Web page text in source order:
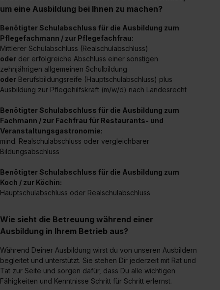
Auswahl über die Checkboxen und klick auf „Auswahl
der Kategorien „Präferenzen“, „Statistiken“ und „Social
Media und Marketing“ umfasst hierbei die Einwilligung
zur Übermittlung deiner Daten in die USA (Art. 49 Abs. 1
S. 1 lit. a) DS-GVO). Die USA verfügen über kein
angemessenes Datenschutzniveau (EuGH – Schrems
II). Du kannst die von dir erteilte Einwilligung jederzeit mit
Datenschutzerklärung unter dem Punkt „Datenschutz-
Einstellungen“ widerrufen. Weitere Informationen zu den
einzelnen Cookies findest du durch Klick auf „Details
zeigen“. Weitere Informationen:
um eine Ausbildung bei Ihnen zu machen?
Benötigter Schulabschluss für die Ausbildung zum
Pflegefachmann / zur Pflegefachfrau:
Mittlerer Schulabschluss (Realschulabschluss)
oder der erfolgreiche Abschluss einer sonstigen
zehnjährigen allgemeinen Schulbildung
oder Berufsbildungsreife (Hauptschulabschluss) plus
Ausbildung zur Pflegehilfskraft (m/w/d) nach Landesrecht
Benötigter Schulabschluss für die Ausbildung zum
Fachmann / zur Fachfrau für Restaurants- und
Veranstaltungsgastronomie:
mind. Realschulabschluss oder vergleichbarer
Bildungsabschluss
Benötigter Schulabschluss für die Ausbildung zum
Koch / zur Köchin:
Hauptschulabschluss oder Realschulabschluss
Wie sieht die Betreuung während einer
Ausbildung in Ihrem Betrieb aus?
Während Deiner Ausbildung wirst du von unseren Ausbildern
begleitet und unterstützt. Sie stehen Dir jederzeit mit Rat und
Tat zur Seite und sorgen dafür, dass Du alle wichtigen
Fähigkeiten und Kenntnisse Schritt für Schritt erlernst.